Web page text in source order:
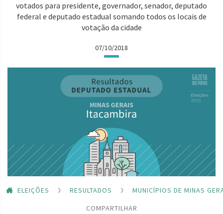
votados para presidente, governador, senador, deputado
federal e deputado estadual somando todos os locais de
votação da cidade
07/10/2018
ELEIÇÕES RESULTADOS
MUNICÍPIOS DE MINAS
COMPARTILHAR